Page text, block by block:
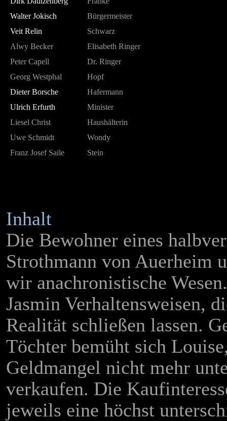
Walter Jokisch
Bürgermeister
Veit Relin
Schwarz
Alwy Becker
Elisabeth Ringer
Peter Capell
Dr. Ringer
Georg Westphal
Hopf
Dieter Borsche
Hafermann
Ulrich Erfurth
Minister
Liesel Christ
Haushälterin
Uwe Schmidt
Wondy
Franz Josef Saile
Stein
Inhalt
Die Bewohner eines
Strothmann von Auerheim
wir anachronistische
Jasmin Verhaltensweisen,
Realität schließen lassen.
Töchter bemüht sich
Geldmangel nicht mehr
verkaufen. Die
jeweils eine höchst